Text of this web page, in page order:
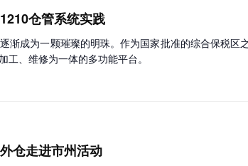
仓管系统实践
渐成为一颗璀璨的明珠。作为国家批准的综合保税区
、维修为一体的多功能平台。
仓走进市州活动